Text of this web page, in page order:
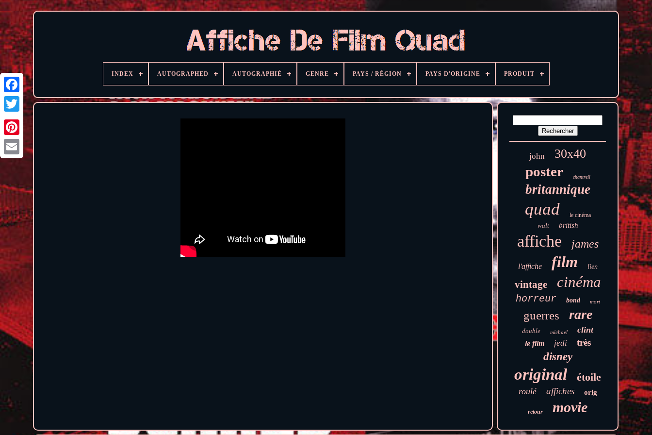
INDEX AUTOGRAPHED AUTOGRAPHIÉ GENRE PAYS / RÉGION PAYS D'ORIGINE PRODUIT
john 30x40
poster chantrell
britannique
quad le cinéma
walt british
affiche james
l'affiche film lien
vintage cinéma
horreur bond mort
guerres rare
double michael clint
le film jedi très
disney
original étoile
roulé affiches orig
retour movie